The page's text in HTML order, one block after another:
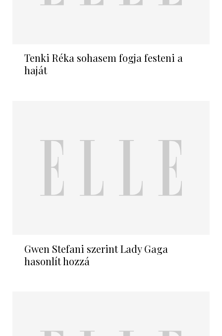
Tenki Réka sohasem fogja festeni a
haját
Gwen Stefani szerint Lady Gaga
hasonlít hozzá